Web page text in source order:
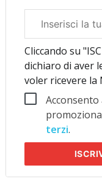
aziendale
Cliccando su
dichiaro di aver
voler ricevere la
terzi.